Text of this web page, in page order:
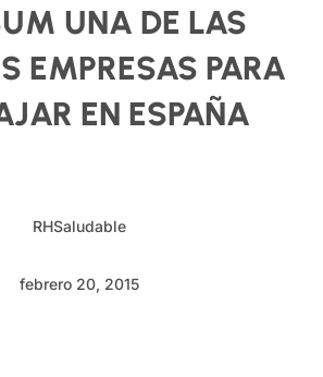
UNA DE LAS
EMPRESAS PARA
EN ESPAÑA
RHSaludable
febrero 20, 2015